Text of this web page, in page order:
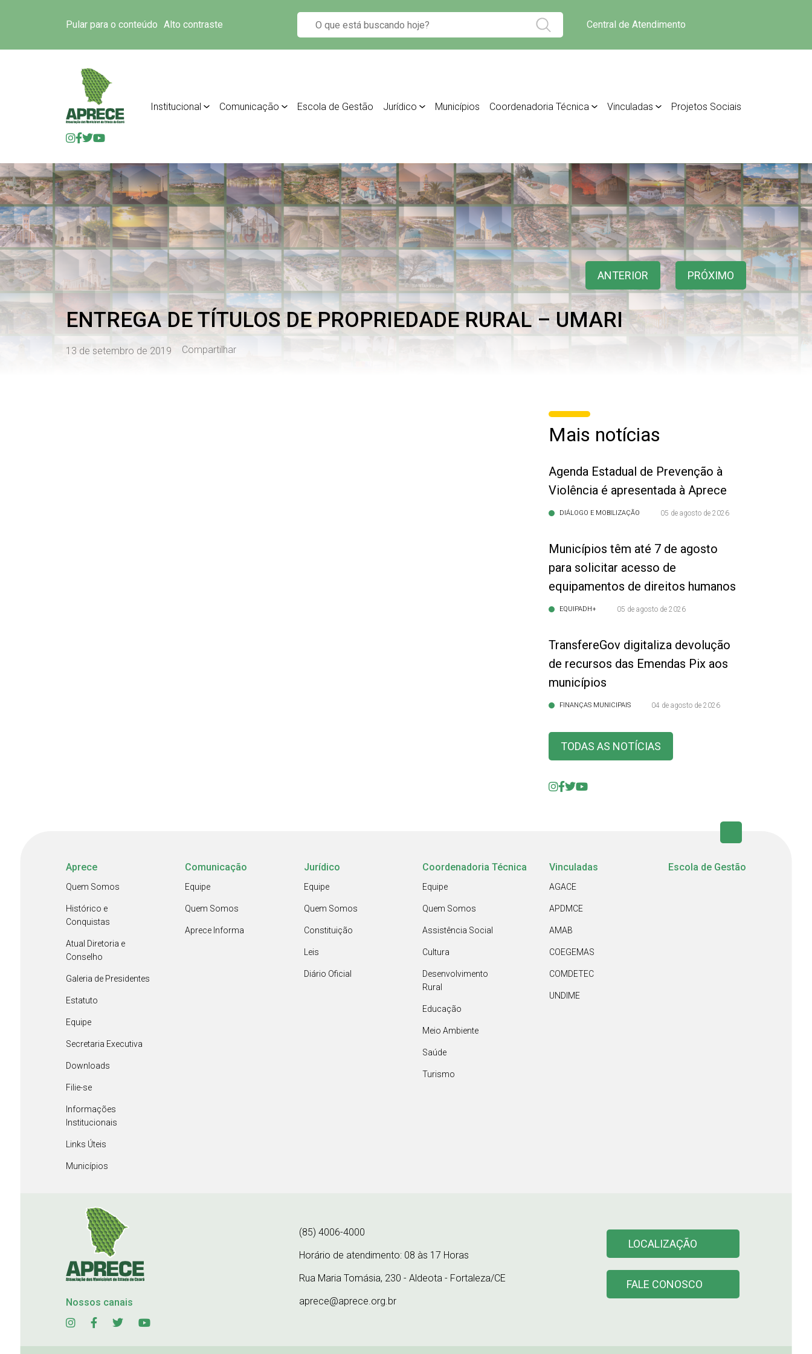
Pular para o conteúdo Alto contraste Central de Atendimento
Institucional Comunicação Escola de Gestão Jurídico Municípios Coordenadoria Técnica Vinculadas Projetos Sociais
ANTERIOR PRÓXIMO
ENTREGA DE TÍTULOS DE PROPRIEDADE RURAL – UMARI
13 de setembro de 2019 Compartilhar
Mais notícias
Agenda Estadual de Prevenção à
Violência é apresentada à Aprece
DIÁLOGO E MOBILIZAÇÃO 05 de agosto de 2026
Municípios têm até 7 de agosto
para solicitar acesso de
equipamentos de direitos humanos
EQUIPADH+ 05 de agosto de 2026
TransfereGov digitaliza devolução
de recursos das Emendas Pix aos
municípios
FINANÇAS MUNICIPAIS 04 de agosto de 2026
TODAS AS NOTÍCIAS
Aprece
Quem Somos
Histórico e
Conquistas
Atual Diretoria e
Conselho
Galeria de Presidentes
Estatuto
Equipe
Secretaria Executiva
Downloads
Filie-se
Informações
Institucionais
Links Úteis
Municípios
Comunicação
Equipe
Quem Somos
Aprece Informa
Jurídico
Equipe
Quem Somos
Constituição
Leis
Diário Oficial
Coordenadoria Técnica
Equipe
Quem Somos
Assistência Social
Cultura
Desenvolvimento
Rural
Educação
Meio Ambiente
Saúde
Turismo
Vinculadas
AGACE
APDMCE
AMAB
COEGEMAS
COMDETEC
UNDIME
Escola de Gestão
Nossos canais
(85) 4006-4000
Horário de atendimento: 08 às 17 Horas
Rua Maria Tomásia, 230 - Aldeota - Fortaleza/CE
aprece@aprece.org.br
LOCALIZAÇÃO
FALE CONOSCO